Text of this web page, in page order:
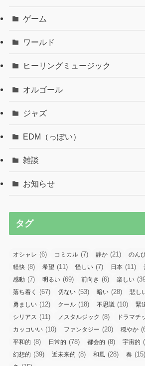
ゲーム
ワールド
ヒーリングミュージック
オルゴール
ジャズ
EDM（っぽい）
雑談
お知らせ
タグ
オシャレ (6) コミカル (7) 静か (21) のん
軽快 (8) 希望 (11) 怪しい (7) 日本 (11)
感動 (7) 明るい (69) 前向き (6) 楽しい
落ち着く (67) 切ない (53) 暗い (28) 悲し
勇ましい (12) クール (18) 不思議 (10) 緊
シリアス (11) ノスタルジック (8) ドラマチ
カッコいい (10) ファンタジー (20) 穏やか
平和的 (8) 日常的 (78) 都会的 (8) 宇宙的
幻想的 (39) 近未来的 (8) 和風 (28) 春 (15)